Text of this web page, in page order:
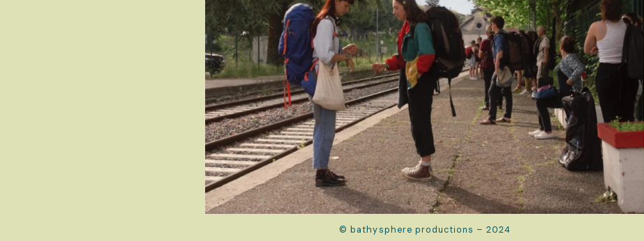
© bathysphere productions – 2024